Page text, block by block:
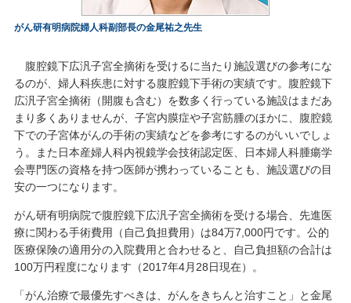
がん研有明病院婦人科副部長の金尾祐之先生
腹腔鏡下広汎子宮全摘術を受けるに当たり施設選びの参考にな
るのが、婦人科疾患に対する腹腔鏡下手術の実績です。腹腔鏡下
広汎子宮全摘術（開腹も含む）を数多く行っている施設はまだあ
まり多くありませんが、子宮内膜症や子宮筋腫のほかに、腹腔鏡
下での子宮体がんの手術の実績などを参考にするのがいいでしょ
う。また日本産婦人科内視鏡学会技術認定医、日本婦人科腫瘍学
会専門医の資格を持つ医師が携わっていることも、施設選びの目
安の一つになります。
がん研有明病院で腹腔鏡下広汎子宮全摘術を受ける場合、先進医
療に関わる手術費用（自己負担費用）は84万7,000円です。公的
医療保険の適用分の入院費用と合わせると、自己負担額の合計は
100万円程度になります（2017年4月28日現在）。
「がん治療で最優先すべきは、がんをきちんと治すこと」と金尾